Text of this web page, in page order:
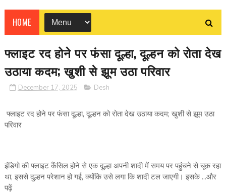
HOME
फ्लाइट रद होने पर फंसा दूल्हा, दूल्हन को रोता देख
उठाया कदम; खुशी से झूम उठा परिवार
December 17, 2025 Desh
फ्लाइट रद होने पर फंसा दूल्हा, दूल्हन को रोता देख उठाया कदम; खुशी से झूम उठा
परिवार
इंडिगो की फ्लाइट कैंसिल होने से एक दूल्हा अपनी शादी में समय पर पहुंचने से चूक रहा
था, इससे दुल्हन परेशान हो गई, क्योंकि उसे लगा कि शादी टल जाएगी। इसके ...और
पढ़ें